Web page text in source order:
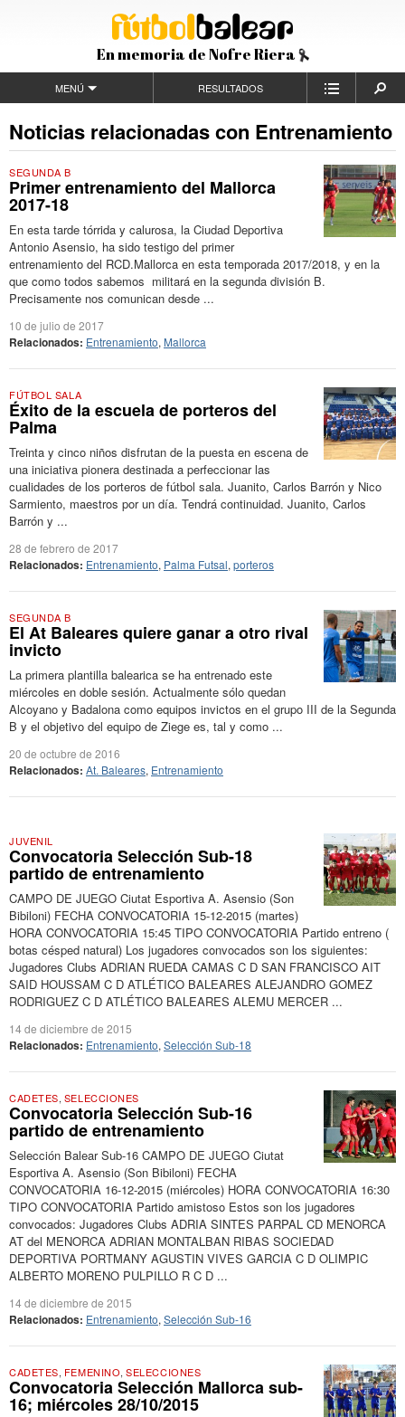
En memoria de Nofre Riera
MENÚ RESULTADOS
Noticias relacionadas con Entrenamiento
SEGUNDA B
Primer entrenamiento del Mallorca
2017-18
En esta tarde tórrida y calurosa, la Ciudad Deportiva
Antonio Asensio, ha sido testigo del primer
entrenamiento del RCD.Mallorca en esta temporada 2017/2018, y en la
que como todos sabemos militará en la segunda división B.
Precisamente nos comunican desde ...
10 de julio de 2017
Relacionados: Entrenamiento, Mallorca
FÚTBOL SALA
Éxito de la escuela de porteros del
Palma
Treinta y cinco niños disfrutan de la puesta en escena de
una iniciativa pionera destinada a perfeccionar las
cualidades de los porteros de fútbol sala. Juanito, Carlos Barrón y Nico
Sarmiento, maestros por un día. Tendrá continuidad. Juanito, Carlos
Barrón y ...
28 de febrero de 2017
Relacionados: Entrenamiento, Palma Futsal, porteros
SEGUNDA B
El At Baleares quiere ganar a otro rival
invicto
La primera plantilla balearica se ha entrenado este
miércoles en doble sesión. Actualmente sólo quedan
Alcoyano y Badalona como equipos invictos en el grupo III de la Segunda
B y el objetivo del equipo de Ziege es, tal y como ...
20 de octubre de 2016
Relacionados: At. Baleares, Entrenamiento
JUVENIL
Convocatoria Selección Sub-18
partido de entrenamiento
CAMPO DE JUEGO Ciutat Esportiva A. Asensio (Son
Bibiloni) FECHA CONVOCATORIA 15-12-2015 (martes)
HORA CONVOCATORIA 15:45 TIPO CONVOCATORIA Partido entreno (
botas césped natural) Los jugadores convocados son los siguientes:
Jugadores Clubs ADRIAN RUEDA CAMAS C D SAN FRANCISCO AIT
SAID HOUSSAM C D ATLÉTICO BALEARES ALEJANDRO GOMEZ
RODRIGUEZ C D ATLÉTICO BALEARES ALEMU MERCER ...
14 de diciembre de 2015
Relacionados: Entrenamiento, Selección Sub-18
CADETES, SELECCIONES
Convocatoria Selección Sub-16
partido de entrenamiento
Selección Balear Sub-16 CAMPO DE JUEGO Ciutat
Esportiva A. Asensio (Son Bibiloni) FECHA
CONVOCATORIA 16-12-2015 (miércoles) HORA CONVOCATORIA 16:30
TIPO CONVOCATORIA Partido amistoso Estos son los jugadores
convocados: Jugadores Clubs ADRIA SINTES PARPAL CD MENORCA
AT del MENORCA ADRIAN MONTALBAN RIBAS SOCIEDAD
DEPORTIVA PORTMANY AGUSTIN VIVES GARCIA C D OLIMPIC
ALBERTO MORENO PULPILLO R C D ...
14 de diciembre de 2015
Relacionados: Entrenamiento, Selección Sub-16
CADETES, FEMENINO,SELECCIONES
Convocatoria Selección Mallorca sub-
16; miércoles 28/10/2015